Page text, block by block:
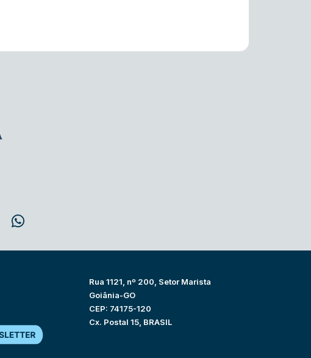
Rua 1121, nº 200, Setor Marista
Goiânia-GO
CEP: 74175-120
Cx. Postal 15, BRASIL